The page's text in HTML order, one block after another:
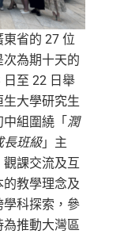
省的 27 位
為期十天的
至 22 日舉
大學研究生
組圍繞「 潤
長班級」主
課交流及互
教學理念及
科探索，參
推動大灣區